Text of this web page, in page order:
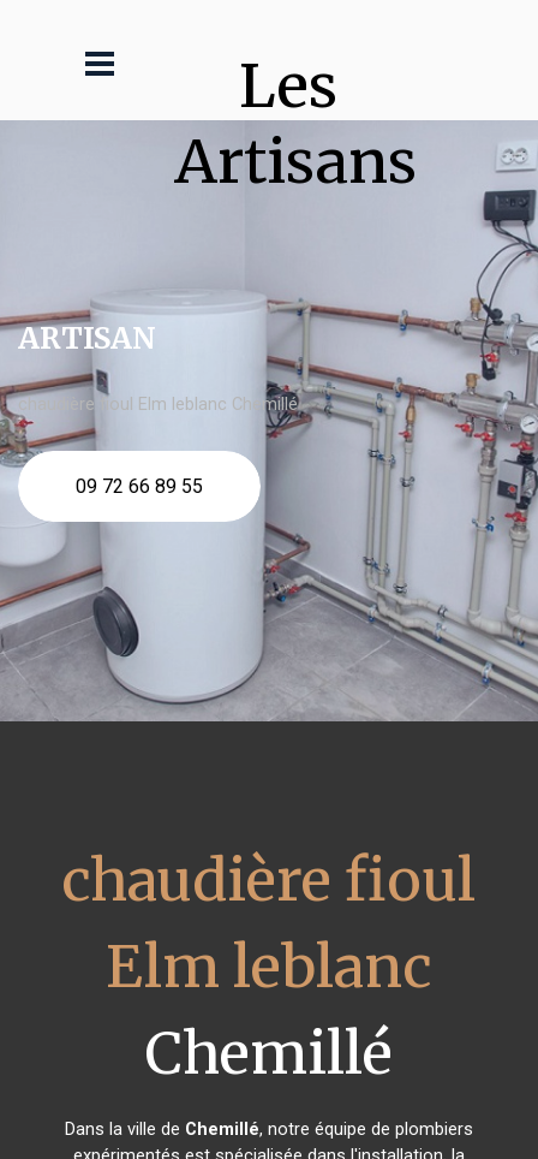
Les
Artisans
ARTISAN
chaudière fioul Elm leblanc Chemillé
09 72 66 89 55
chaudière fioul
Elm leblanc
Chemillé
Dans la ville de Chemillé, notre équipe de plombiers